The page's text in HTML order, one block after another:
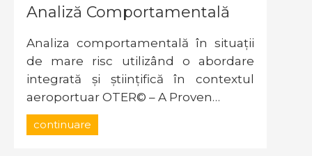
Analiză Comportamentală
Analiza comportamentală în situații
de mare risc utilizând o abordare
integrată și științifică în contextul
aeroportuar OTER© – A Proven…
continuare